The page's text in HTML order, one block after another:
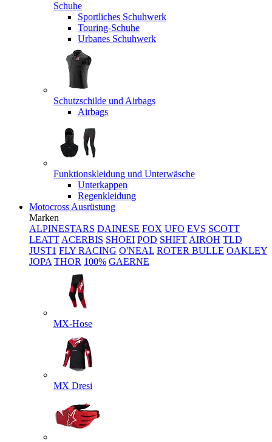
Schuhe
Sportliches Schuhwerk
Touring-Schuhe
Urbanes Schuhwerk
Schutzschilde und Airbags
Airbags
Funktionskleidung und Unterwäsche
Unterkappen
Regenkleidung
Motocross Ausrüstung
Marken
ALPINESTARS DAINESE FOX UFO EVS SCOTT
LEATT ACERBIS SHOEI POD SHIFT AIROH TLD
JUST1 FLY RACING O'NEAL ROTER BULLE OAKLEY
JOPA THOR 100% GAERNE
MX-Hose
MX Dresi